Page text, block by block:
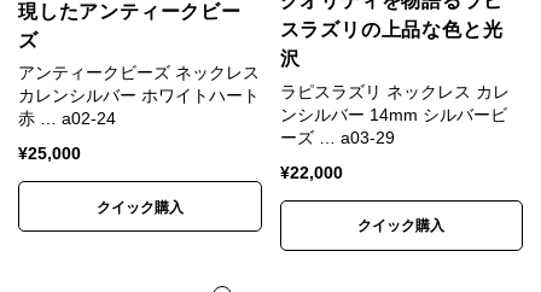
す。
一般的な装飾品は銀92.5%＋銅7.5%の合金が用いられ
ます。
これはスターリングシルバー（Sterling Silver）、
SV925と呼ばれます。
カレンシルバーは銀95%＋銅5%のSV950が用いられ
現したアンティークビー
ズ
アンティークビーズ ネックレス
カレンシルバー ホワイトハート
赤 … a02-24
¥25,000
クイック購入
スラズリの上品な色と光
沢
ラピスラズリ ネックレス カレ
ンシルバー 14mm シルバービ
ーズ … a03-29
¥22,000
クイック購入